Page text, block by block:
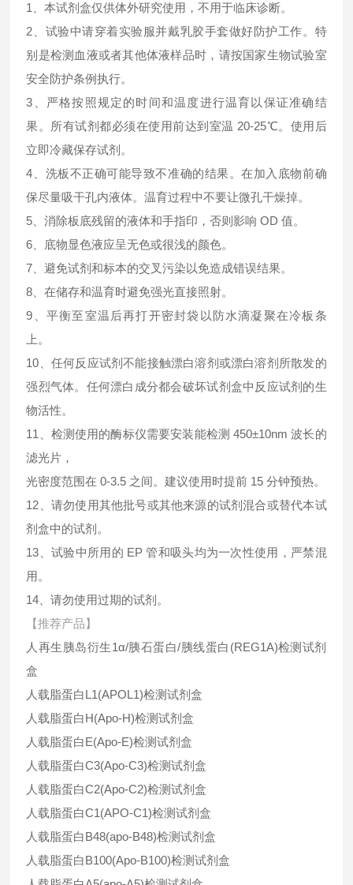
1、本试剂盒仅供体外研究使用，不用于临床诊断。
2、试验中请穿着实验服并戴乳胶手套做好防护工作。特
别是检测血液或者其他体液样品时，请按国家生物试验室
安全防护条例执行。
3、严格按照规定的时间和温度进行温育以保证准确结
果。所有试剂都必须在使用前达到室温 20-25℃。使用后
立即冷藏保存试剂。
4、洗板不正确可能导致不准确的结果。在加入底物前确
保尽量吸干孔内液体。温育过程中不要让微孔干燥掉。
5、消除板底残留的液体和手指印，否则影响 OD 值。
6、底物显色液应呈无色或很浅的颜色。
7、避免试剂和标本的交叉污染以免造成错误结果。
8、在储存和温育时避免强光直接照射。
9、平衡至室温后再打开密封袋以防水滴凝聚在冷板条
上。
10、任何反应试剂不能接触漂白溶剂或漂白溶剂所散发的
强烈气体。任何漂白成分都会破坏试剂盒中反应试剂的生
物活性。
11、检测使用的酶标仪需要安装能检测 450±10nm 波长的
滤光片，
光密度范围在 0-3.5 之间。建议使用时提前 15 分钟预热。
12、请勿使用其他批号或其他来源的试剂混合或替代本试
剂盒中的试剂。
13、试验中所用的 EP 管和吸头均为一次性使用，严禁混
用。
14、请勿使用过期的试剂。
【推荐产品】
人再生胰岛衍生1α/胰石蛋白/胰线蛋白(REG1A)检测试剂
盒
人载脂蛋白L1(APOL1)检测试剂盒
人载脂蛋白H(Apo-H)检测试剂盒
人载脂蛋白E(Apo-E)检测试剂盒
人载脂蛋白C3(Apo-C3)检测试剂盒
人载脂蛋白C2(Apo-C2)检测试剂盒
人载脂蛋白C1(APO-C1)检测试剂盒
人载脂蛋白B48(apo-B48)检测试剂盒
人载脂蛋白B100(Apo-B100)检测试剂盒